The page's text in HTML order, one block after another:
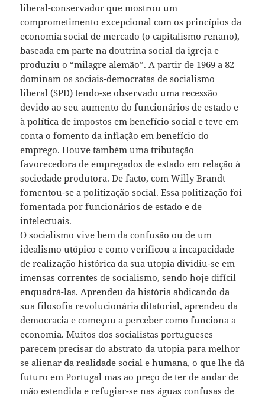
liberal-conservador que mostrou um
comprometimento excepcional com os princípios da
economia social de mercado (o capitalismo renano),
baseada em parte na doutrina social da igreja e
produziu o “milagre alemão”. A partir de 1969 a 82
dominam os sociais-democratas de socialismo
liberal (SPD) tendo-se observado uma recessão
devido ao seu aumento do funcionários de estado e
à política de impostos em benefício social e teve em
conta o fomento da inflação em benefício do
emprego. Houve também uma tributação
favorecedora de empregados de estado em relação à
sociedade produtora. De facto, com Willy Brandt
fomentou-se a politização social. Essa politização foi
fomentada por funcionários de estado e de
intelectuais.
O socialismo vive bem da confusão ou de um
idealismo utópico e como verificou a incapacidade
de realização histórica da sua utopia dividiu-se em
imensas correntes de socialismo, sendo hoje difícil
enquadrá-las. Aprendeu da história abdicando da
sua filosofia revolucionária ditatorial, aprendeu da
democracia e começou a perceber como funciona a
economia. Muitos dos socialistas portugueses
parecem precisar do abstrato da utopia para melhor
se alienar da realidade social e humana, o que lhe dá
futuro em Portugal mas ao preço de ter de andar de
mão estendida e refugiar-se nas águas confusas de